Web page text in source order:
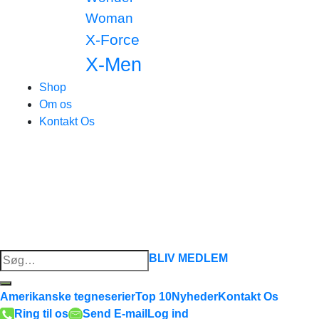
Woman
X-Force
X-Men
Shop
Om os
Kontakt Os
Søg
efter:
BLIV MEDLEM
Amerikanske tegneserierTop 10NyhederKontakt Os
Ring til os
Send E-mail Log ind